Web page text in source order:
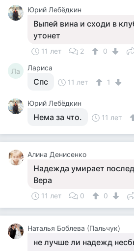
Юрий Лебёдкин
Выпей вина и сходи в
утонет
11 лет 2 0
Ла Лариса
Спс 11 лет 1
Юрий Лебёдкин
Нема за что. 11 лет
Алина Денисенко
Надежда умирает
Вера
11 лет 0 0
Наталья Боблева (Пальчук)
не лучше ли надежд